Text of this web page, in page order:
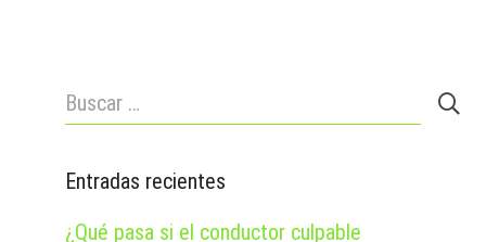
Buscar:
Entradas recientes
¿Qué pasa si el conductor culpable